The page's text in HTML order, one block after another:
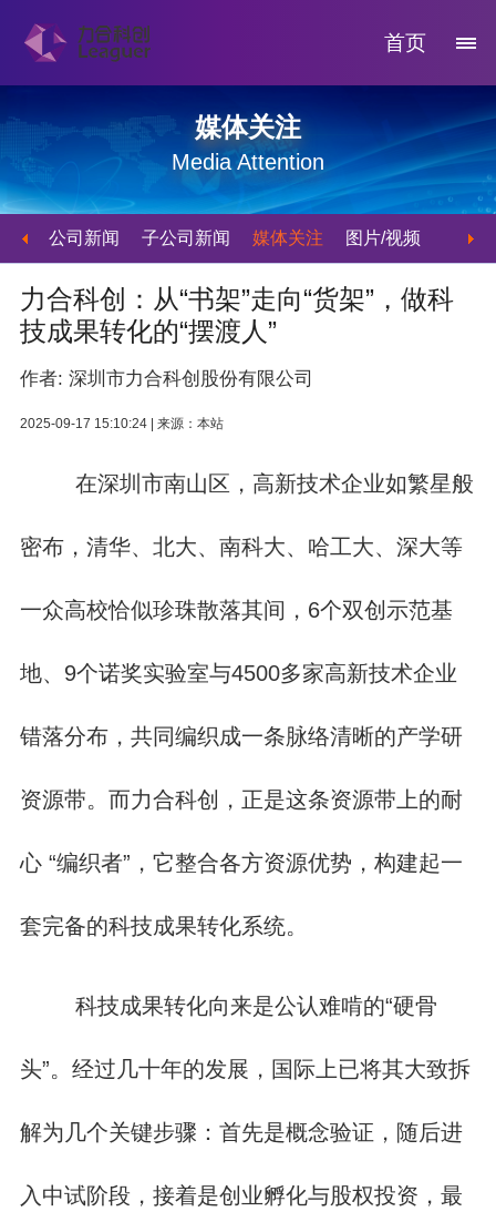
首页
媒体关注
Media Attention
公司新闻 子公司新闻 媒体关注 图片/视频
力合科创：从“书架”走向“货架”，做科
技成果转化的“摆渡人”
作者: 深圳市力合科创股份有限公司
2025-09-17 15:10:24 | 来源：本站
在深圳市南山区，高新技术企业如繁星般
密布，清华、北大、南科大、哈工大、深大等
一众高校恰似珍珠散落其间，6个双创示范基
地、9个诺奖实验室与4500多家高新技术企业
错落分布，共同编织成一条脉络清晰的产学研
资源带。而力合科创，正是这条资源带上的耐
心 “编织者”，它整合各方资源优势，构建起一
套完备的科技成果转化系统。
科技成果转化向来是公认难啃的“硬骨
头”。经过几十年的发展，国际上已将其大致拆
解为几个关键步骤：首先是概念验证，随后进
入中试阶段，接着是创业孵化与股权投资，最